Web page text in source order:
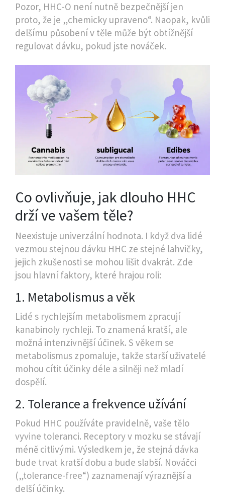
Pozor, HHC-O není nutně bezpečnější jen
proto, že je „chemicky upraveno“. Naopak, kvůli
delšímu působení v těle může být obtížnější
regulovat dávku, pokud jste nováček.
Co ovlivňuje, jak dlouho HHC
drží ve vašem těle?
Neexistuje univerzální hodnota. I když dva lidé
vezmou stejnou dávku HHC ze stejné lahvičky,
jejich zkušenosti se mohou lišit dvakrát. Zde
jsou hlavní faktory, které hrajou roli:
1. Metabolismus a věk
Lidé s rychlejším metabolismem zpracují
kanabinoly rychleji. To znamená kratší, ale
možná intenzivnější účinek. S věkem se
metabolismus zpomaluje, takže starší uživatelé
mohou cítit účinky déle a silněji než mladí
dospělí.
2. Tolerance a frekvence užívání
Pokud HHC používáte pravidelně, vaše tělo
vyvine toleranci. Receptory v mozku se stávají
méně citlivými. Výsledkem je, že stejná dávka
bude trvat kratší dobu a bude slabší. Nováčci
(„tolerance-free“) zaznamenají výraznější a
delší účinky.